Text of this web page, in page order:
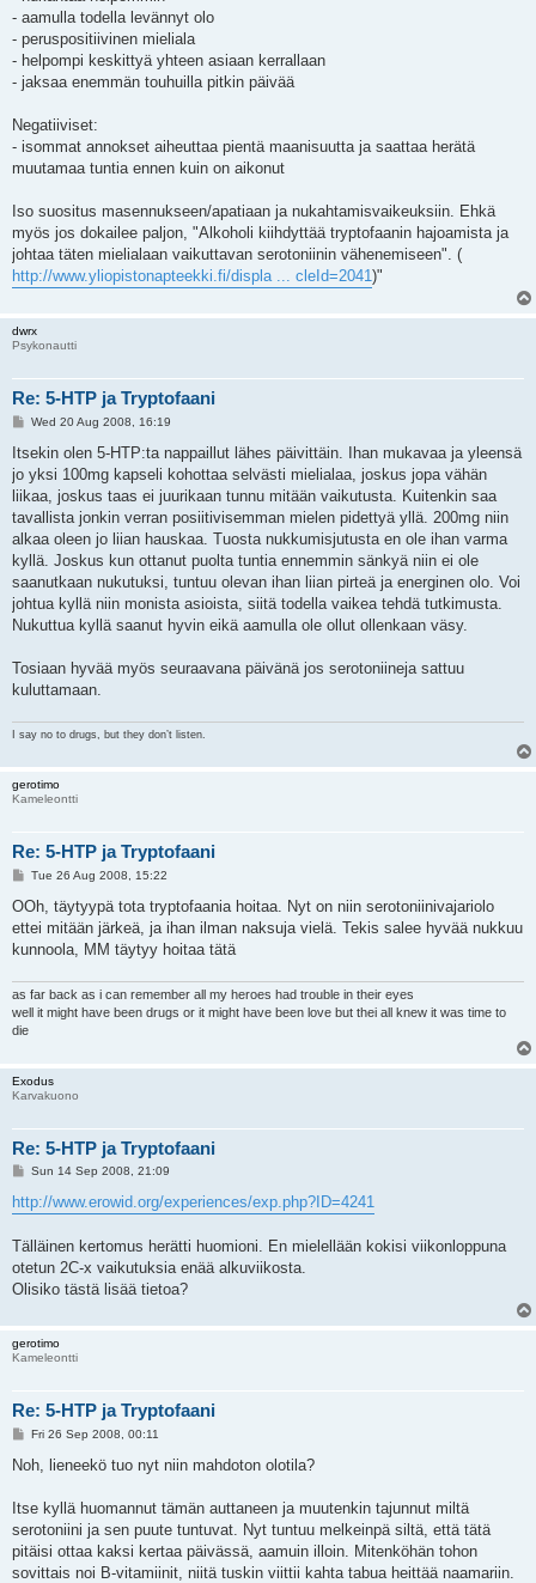
- aamulla todella levännyt olo
- peruspositiivinen mieliala
- helpompi keskittyä yhteen asiaan kerrallaan
- jaksaa enemmän touhuilla pitkin päivää
Negatiiviset:
- isommat annokset aiheuttaa pientä maanisuutta ja saattaa herätä
muutamaa tuntia ennen kuin on aikonut
Iso suositus masennukseen/apatiaan ja nukahtamisvaikeuksiin. Ehkä
myös jos dokailee paljon, "Alkoholi kiihdyttää tryptofaanin hajoamista ja
johtaa täten mielialaan vaikuttavan serotoniinin vähenemiseen". (
http://www.yliopistonapteekki.fi/displa ... cleId=2041)"
dwrx
Psykonautti
Re: 5-HTP ja Tryptofaani
P
s
Wed 20 Aug 2008, 16:19
Itsekin olen 5-HTP:ta nappaillut lähes päivittäin. Ihan mukavaa ja yleensä
jo yksi 100mg kapseli kohottaa selvästi mielialaa, joskus jopa vähän
liikaa, joskus taas ei juurikaan tunnu mitään vaikutusta. Kuitenkin saa
tavallista jonkin verran posiitivisemman mielen pidettyä yllä. 200mg niin
alkaa oleen jo liian hauskaa. Tuosta nukkumisjutusta en ole ihan varma
kyllä. Joskus kun ottanut puolta tuntia ennemmin sänkyä niin ei ole
saanutkaan nukutuksi, tuntuu olevan ihan liian pirteä ja energinen olo. Voi
johtua kyllä niin monista asioista, siitä todella vaikea tehdä tutkimusta.
Nukuttua kyllä saanut hyvin eikä aamulla ole ollut ollenkaan väsy.
Tosiaan hyvää myös seuraavana päivänä jos serotoniineja sattuu
kuluttamaan.
I say no to drugs, but they don’t listen.
gerotimo
Kameleontti
Re: 5-HTP ja Tryptofaani
P
s
Tue 26 Aug 2008, 15:22
OOh, täytyypä tota tryptofaania hoitaa. Nyt on niin serotoniinivajariolo
ettei mitään järkeä, ja ihan ilman naksuja vielä. Tekis salee hyvää nukkuu
kunnoola, MM täytyy hoitaa tätä
as far back as i can remember all my heroes had trouble in their eyes
well it might have been drugs or it might have been love but thei all knew it was time to
die
Exodus
Karvakuono
Re: 5-HTP ja Tryptofaani
P
s
t
Sun 14 Sep 2008, 21:09
http://www.erowid.org/experiences/exp.php?ID=4241
Tälläinen kertomus herätti huomioni. En mielellään kokisi viikonloppuna
otetun 2C-x vaikutuksia enää alkuviikosta.
Olisiko tästä lisää tietoa?
gerotimo
Kameleontti
Re: 5-HTP ja Tryptofaani
P
s
Fri 26 Sep 2008, 00:11
Noh, lieneekö tuo nyt niin mahdoton olotila?
Itse kyllä huomannut tämän auttaneen ja muutenkin tajunnut miltä
serotoniini ja sen puute tuntuvat. Nyt tuntuu melkeinpä siltä, että tätä
pitäisi ottaa kaksi kertaa päivässä, aamuin illoin. Mitenköhän tohon
sovittais noi B-vitamiinit, niitä tuskin viittii kahta tabua heittää naamariin.